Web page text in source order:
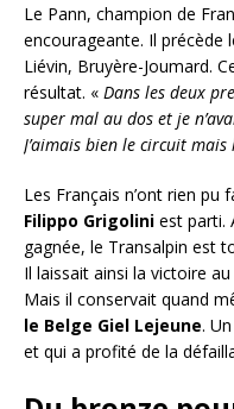
Le Pann, champion de
encourageante. Il précède
Liévin, Bruyère-Joumard.
résultat. « Dans les deux
super mal au dos et je
J’aimais bien le circuit
Les Français n’ont rien pu
Filippo Grigolini est parti.
gagnée, le Transalpin est
Il laissait ainsi la victoire
Mais il conservait quand
le Belge Giel Lejeune.
et qui a profité de la